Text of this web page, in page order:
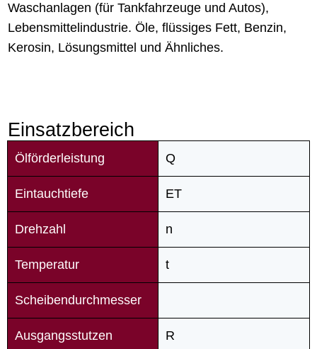
Waschanlagen (für Tankfahrzeuge und Autos),
Lebensmittelindustrie. Öle, flüssiges Fett, Benzin,
Kerosin, Lösungsmittel und Ähnliches.
Einsatzbereich
Ölförderleistung
Eintauchtiefe
Drehzahl
Temperatur
Scheibendurchmesser
Ausgangsstutzen
Q
ET
n
t
R